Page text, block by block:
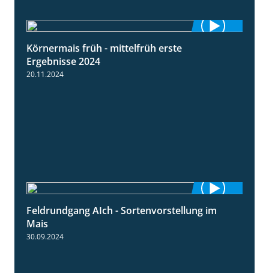
Körnermais früh - mittelfrüh erste
Ergebnisse 2024
20.11.2024
11:24
Feldrundgang AIch - Sortenvorstellung im
Mais
30.09.2024